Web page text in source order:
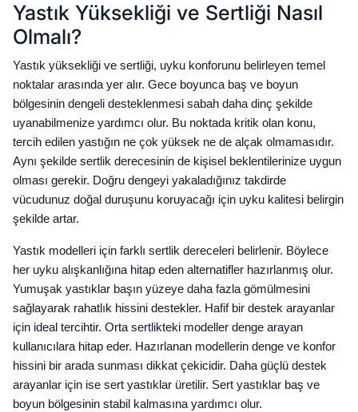
Yastık Yüksekliği ve Sertliği Nasıl
Olmalı?
Yastık yüksekliği ve sertliği, uyku konforunu belirleyen temel
noktalar arasında yer alır. Gece boyunca baş ve boyun
bölgesinin dengeli desteklenmesi sabah daha dinç şekilde
uyanabilmenize yardımcı olur. Bu noktada kritik olan konu,
tercih edilen yastığın ne çok yüksek ne de alçak olmamasıdır.
Aynı şekilde sertlik derecesinin de kişisel beklentilerinize uygun
olması gerekir. Doğru dengeyi yakaladığınız takdirde
vücudunuz doğal duruşunu koruyacağı için uyku kalitesi belirgin
şekilde artar.
Yastık modelleri için farklı sertlik dereceleri belirlenir. Böylece
her uyku alışkanlığına hitap eden alternatifler hazırlanmış olur.
Yumuşak yastıklar başın yüzeye daha fazla gömülmesini
sağlayarak rahatlık hissini destekler. Hafif bir destek arayanlar
için ideal tercihtir. Orta sertlikteki modeller denge arayan
kullanıcılara hitap eder. Hazırlanan modellerin denge ve konfor
hissini bir arada sunması dikkat çekicidir. Daha güçlü destek
arayanlar için ise sert yastıklar üretilir. Sert yastıklar baş ve
boyun bölgesinin stabil kalmasına yardımcı olur.